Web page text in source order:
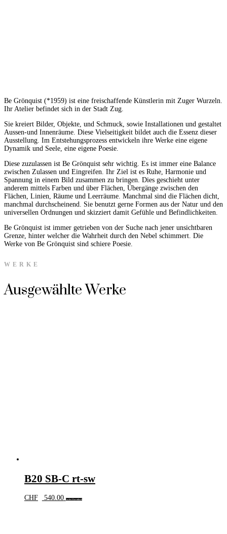
Be Grönquist (*1959) ist eine freischaffende Künstlerin mit Zuger Wurzeln.
Ihr Atelier befindet sich in der Stadt Zug.
Sie kreiert Bilder, Objekte, und Schmuck, sowie Installationen und gestaltet
Aussen-und Innenräume. Diese Vielseitigkeit bildet auch die Essenz dieser
Ausstellung. Im Entstehungsprozess entwickeln ihre Werke eine eigene
Dynamik und Seele, eine eigene Poesie.
Diese zuzulassen ist Be Grönquist sehr wichtig. Es ist immer eine Balance
zwischen Zulassen und Eingreifen. Ihr Ziel ist es Ruhe, Harmonie und
Spannung in einem Bild zusammen zu bringen. Dies geschieht unter
anderem mittels Farben und über Flächen, Übergänge zwischen den
Flächen, Linien, Räume und Leerräume. Manchmal sind die Flächen dicht,
manchmal durchscheinend. Sie benutzt gerne Formen aus der Natur und den
universellen Ordnungen und skizziert damit Gefühle und Befindlichkeiten.
Be Grönquist ist immer getrieben von der Suche nach jener unsichtbaren
Grenze, hinter welcher die Wahrheit durch den Nebel schimmert. Die
Werke von Be Grönquist sind schiere Poesie.
WERKE
Ausgewählte Werke
B20 SB-C rt-sw
CHF 540.00 In den Warenkorb